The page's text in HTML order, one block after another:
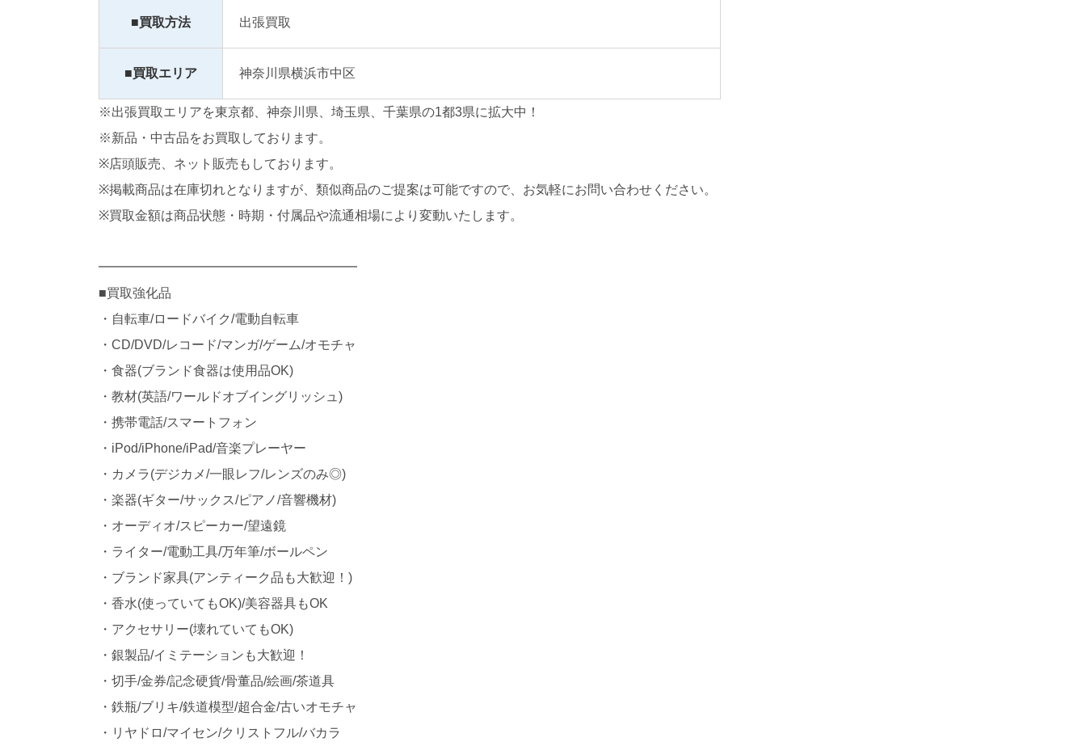
■買取方法 出張買取
■買取エリア 神奈川県横浜市中区
※出張買取エリアを東京都、神奈川県、埼玉県、千葉県の1都3県に拡大中！
※新品・中古品をお買取しております。
※店頭販売、ネット販売もしております。
※掲載商品は在庫切れとなりますが、類似商品のご提案は可能ですので、お気軽にお問い合わせください。
※買取金額は商品状態・時期・付属品や流通相場により変動いたします。
━━━━━━━━━━━━━━━━━━━━
■買取強化品
・自転車/ロードバイク/電動自転車
・CD/DVD/レコード/マンガ/ゲーム/オモチャ
・食器(ブランド食器は使用品OK)
・教材(英語/ワールドオブイングリッシュ)
・携帯電話/スマートフォン
・iPod/iPhone/iPad/音楽プレーヤー
・カメラ(デジカメ/一眼レフ/レンズのみ◎)
・楽器(ギター/サックス/ピアノ/音響機材)
・オーディオ/スピーカー/望遠鏡
・ライター/電動工具/万年筆/ボールペン
・ブランド家具(アンティーク品も大歓迎！)
・香水(使っていてもOK)/美容器具もOK
・アクセサリー(壊れていてもOK)
・銀製品/イミテーションも大歓迎！
・切手/金券/記念硬貨/骨董品/絵画/茶道具
・鉄瓶/ブリキ/鉄道模型/超合金/古いオモチャ
・リヤドロ/マイセン/クリストフル/バカラ